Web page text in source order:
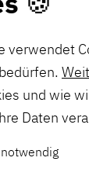
verwendet
und wie
Daten